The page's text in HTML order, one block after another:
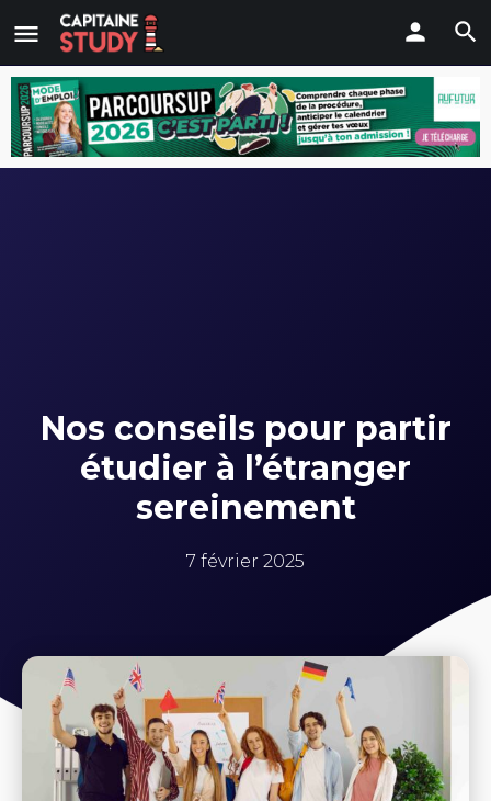
Nos conseils pour partir
étudier à l’étranger
sereinement
7 février 2025